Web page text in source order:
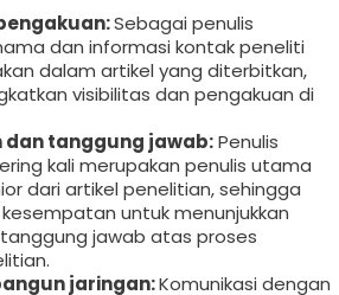
Sebagai penulis
dan informasi kontak peneliti
dalam artikel yang diterbitkan,
visibilitas dan pengakuan di
dan tanggung jawab:Penulis
kali merupakan penulis utama
dari artikel penelitian, sehingga
untuk menunjukkan
jawab atas proses
jaringan:Komunikasi dengan